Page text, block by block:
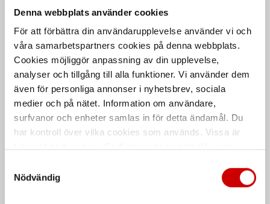
Denna webbplats använder cookies
För att förbättra din användarupplevelse använder vi och
våra samarbetspartners cookies på denna webbplats.
Cookies möjliggör anpassning av din upplevelse,
analyser och tillgång till alla funktioner. Vi använder dem
även för personliga annonser i nyhetsbrev, sociala
medier och på nätet. Information om användare,
surfvanor och enheter samlas in för detta ändamål. Du
har kontroll över vilka cookies som används. Vissa är
länder utanför EU med olika dataskyddsnormer. Genom
att godkänna samtycker du till sådana överföringar. Läs
Nödvändig
Egenskaper
Säkerhetsdatablad &
bruksanvisningar
Teknisk data
Recensioner